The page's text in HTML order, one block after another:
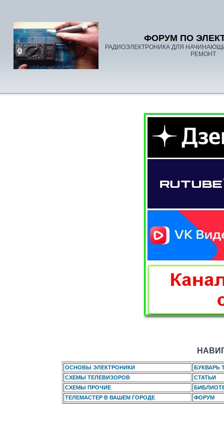
ФОРУМ ПО
РАДИОЭЛЕКТРОНИКА ДЛЯ
РЕМОНТ
ОСНОВЫ ЭЛЕКТРОНИКИ
БУКВАРЬ
СХЕМЫ ТЕЛЕВИЗОРОВ
СТАТЬИ
СХЕМЫ ПРОЧИЕ
ТЕЛЕМАСТЕР В ВАШЕМ ГОРОДЕ
ФОРУМ